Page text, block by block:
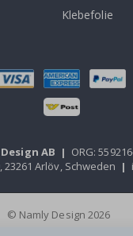
Klebefolie
AB | ORG:
Arlöv, Schweden |
© Namly Design 2026